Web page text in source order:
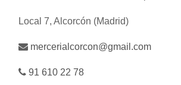
Local 7, Alcorcón (Madrid)
mercerialcorcon@gmail.com
91 610 22 78